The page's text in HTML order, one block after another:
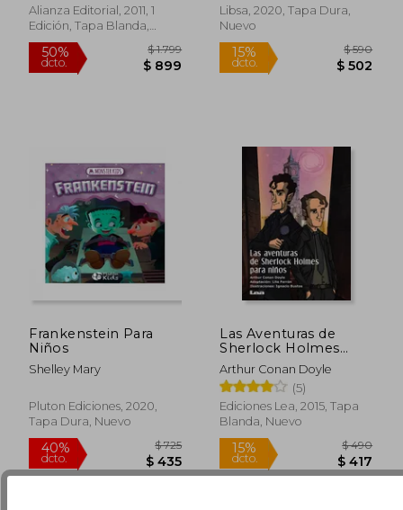
50%
dcto.
50%
dcto.
Alianza Editorial, 2011, 1
Edición, Tapa Blanda,
Nuevo
Libsa, 2020, Tapa Dura,
Nuevo
Frankenstein Para
Niños
Shelley Mary
Pluton Ediciones, 2020,
Tapa Dura, Nuevo
Las Aventuras de
Sherlock Holmes
Para Niños
Arthur Conan Doyle
(5)
Ediciones Lea, 2015, Tapa
Blanda, Nuevo